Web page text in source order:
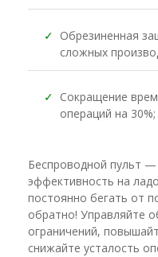
✓ Обрезиненная
сложных
✓ Сокращение
операций на 30%;
Беспроводной пульт
эффективность на
постоянно бегать от
обратно! Управляйте
ограничений,
снижайте усталость